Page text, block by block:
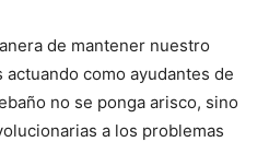
de mantener nuestro
como ayudantes de
no se ponga arisco, sino
a los problemas